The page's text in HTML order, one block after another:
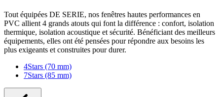
Tout équipées DE SERIE, nos fenêtres hautes performances en
PVC allient 4 grands atouts qui font la différence : confort, isolation
thermique, isolation acoustique et sécurité. Bénéficiant des meilleurs
équipements, elles ont été pensées pour répondre aux besoins les
plus exigeants et construites pour durer.
4Stars (70 mm)
7Stars (85 mm)